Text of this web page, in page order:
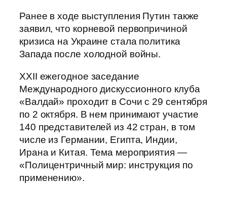
Ранее в ходе выступления Путин также
заявил, что корневой первопричиной
кризиса на Украине стала политика
Запада после холодной войны.
XXII ежегодное заседание
Международного дискуссионного клуба
«Валдай» проходит в Сочи с 29 сентября
по 2 октября. В нем принимают участие
140 представителей из 42 стран, в том
числе из Германии, Египта, Индии,
Ирана и Китая. Тема мероприятия —
«Полицентричный мир: инструкция по
применению».